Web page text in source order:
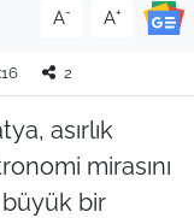
A- A+
2
asırlık
mirasını
bir